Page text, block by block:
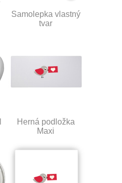
Samolepka vlastný
tvar
Herná podložka
Maxi